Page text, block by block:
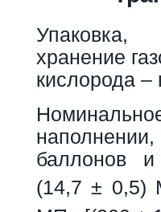
Упаковка,
хранение
кислорода
баллонов и
(14,7 ± 0,5)